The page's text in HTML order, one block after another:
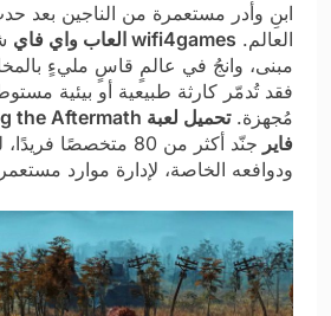
ابنِ وأدر مستعمرة من الناجين بعد
العالم. wifi4games العاب واي فاي
مبنى، وانجُ في عالمٍ قاسٍ مليءٍ
فقد تُدمّر كارثة طبيعية أو بيئية
مُجهزة.
فاير
جنّد أكثر من 80 متخصصًا
ودوافعه الخاصة، لإدارة موارد